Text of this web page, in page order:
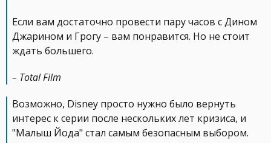
Если вам достаточно провести пару часов с Дином
Джарином и Грогу – вам понравится. Но не стоит
ждать большего.
– Total Film
Возможно, Disney просто нужно было вернуть
интерес к серии после нескольких лет кризиса, и
"Малыш Йода" стал самым безопасным выбором.